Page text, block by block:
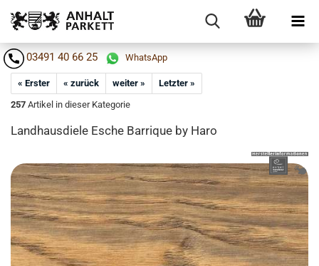
03491 40 66 25 WhatsApp
« Erster « zurück weiter »
Letzter »
257 Artikel in dieser Kategorie
Land­haus­die­le Esche Bar­ri­que by Haro